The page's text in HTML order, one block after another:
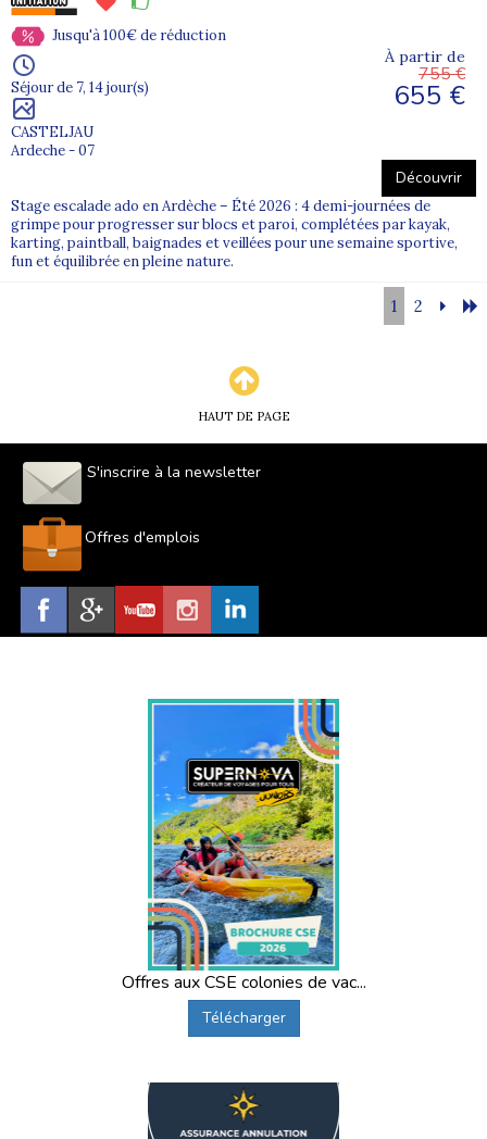
Jusqu'à 100€ de réduction
Séjour de 7, 14 jour(s)
CASTELJAU
Ardeche - 07
À partir de
755 €
655 €
Découvrir
Stage escalade ado en Ardèche – Été 2026 : 4 demi-journées de
grimpe pour progresser sur blocs et paroi, complétées par kayak,
karting, paintball, baignades et veillées pour une semaine sportive,
fun et équilibrée en pleine nature.
1 2
HAUT DE PAGE
S'inscrire à la newsletter
Offres d'emplois
Offres aux CSE colonies de vac...
Télécharger